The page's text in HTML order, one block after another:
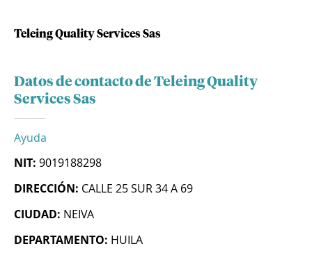
Teleing Quality Services Sas
Datos de contacto de Teleing Quality
Services Sas
Ayuda
NIT: 9019188298
DIRECCIÓN: CALLE 25 SUR 34 A 69
CIUDAD: NEIVA
DEPARTAMENTO: HUILA